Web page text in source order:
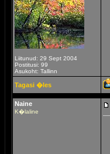
Liitunud: 29 Sept 2004
Postitusi: 99
Asukoht: Tallinn
Tagasi �les
Naine
K�laline